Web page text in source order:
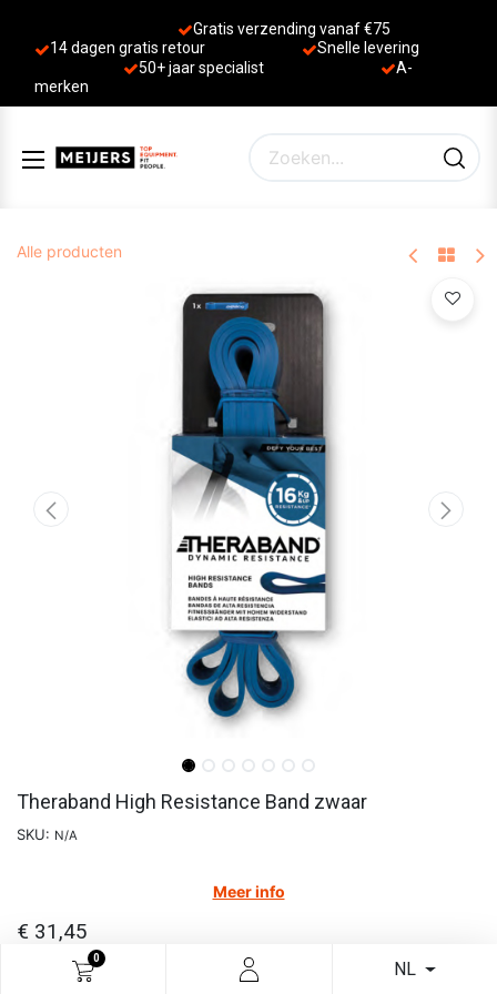
0
NL
Gratis verzending vanaf €75
14 dagen gratis retour
Sne lle levering
50+ jaar specialist
A-
merken
Alle producten
Theraband High Resistance Band zwaar
SKU: N/A
Meer info
€ 31,45